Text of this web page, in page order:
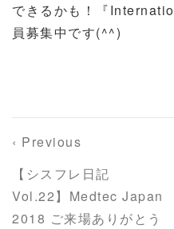
できるかも！『
員募集中です(^^)
‹ Previous
【シスフレ日記
Vol.22】Medtec Japan
2018 ご来場ありがとう